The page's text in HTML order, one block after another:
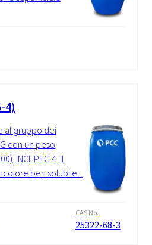
4)
al gruppo dei
con un peso
INCI: PEG 4. Il
ben solubile...
CAS No.
25322-68-3